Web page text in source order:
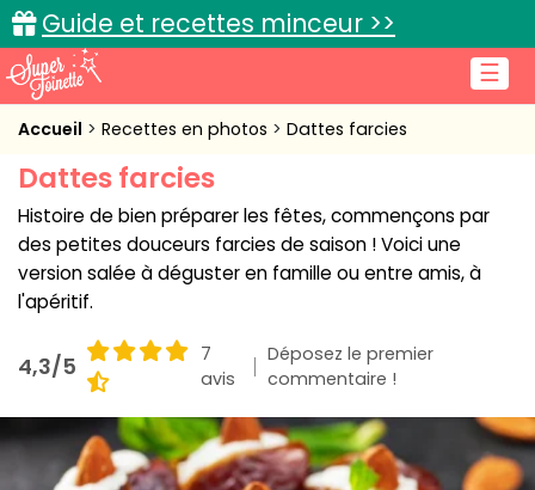
☰
Guide et recettes minceur >>
Accueil
Recettes de cuisine
Cuisine pratique
L'actu cuisine
Accueil Recettes en photos Dattes farcies
Dattes farcies
Histoire de bien préparer les fêtes, commençons par
des petites douceurs farcies de saison ! Voici une
version salée à déguster en famille ou entre amis, à
l'apéritif.
4,3/5
7
avis
Déposez le premier
commentaire !